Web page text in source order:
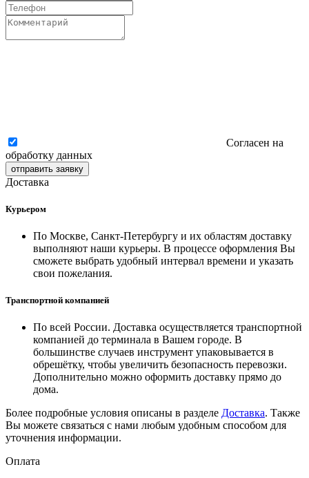
Согласен на
обработку данных
отправить заявку
Доставка
Курьером
По Москве, Санкт-Петербургу и их областям доставку
выполняют наши курьеры. В процессе оформления Вы
сможете выбрать удобный интервал времени и указать
свои пожелания.
Транспортной компанией
По всей России. Доставка осуществляется транспортной
компанией до терминала в Вашем городе. В
большинстве случаев инструмент упаковывается в
обрешётку, чтобы увеличить безопасность перевозки.
Дополнительно можно оформить доставку прямо до
дома.
Более подробные условия описаны в разделе Доставка. Также
Вы можете связаться с нами любым удобным способом для
уточнения информации.
Оплата